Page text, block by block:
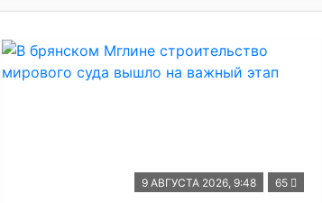
9 АВГУСТА 2026, 9:48 65